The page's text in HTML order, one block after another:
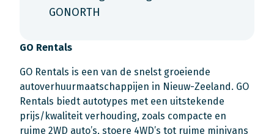
GONORTH
GO Rentals
GO Rentals is een van de snelst groeiende
autoverhuurmaatschappijen in Nieuw-Zeeland. GO
Rentals biedt autotypes met een uitstekende
prijs/kwaliteit verhouding, zoals compacte en
ruime 2WD auto’s, stoere 4WD’s tot ruime minivans